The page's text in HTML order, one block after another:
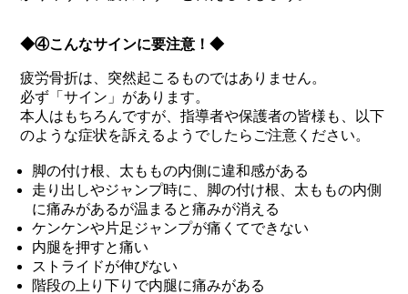
◆④こんなサインに要注意！◆
疲労骨折は、突然起こるものではありません。
必ず「サイン」があります。
本人はもちろんですが、指導者や保護者の皆様も、以下
のような症状を訴えるようでしたらご注意ください。
脚の付け根、太ももの内側に違和感がある
走り出しやジャンプ時に、脚の付け根、太ももの内側
に痛みがあるが温まると痛みが消える
ケンケンや片足ジャンプが痛くてできない
内腿を押すと痛い
ストライドが伸びない
階段の上り下りで内腿に痛みがある